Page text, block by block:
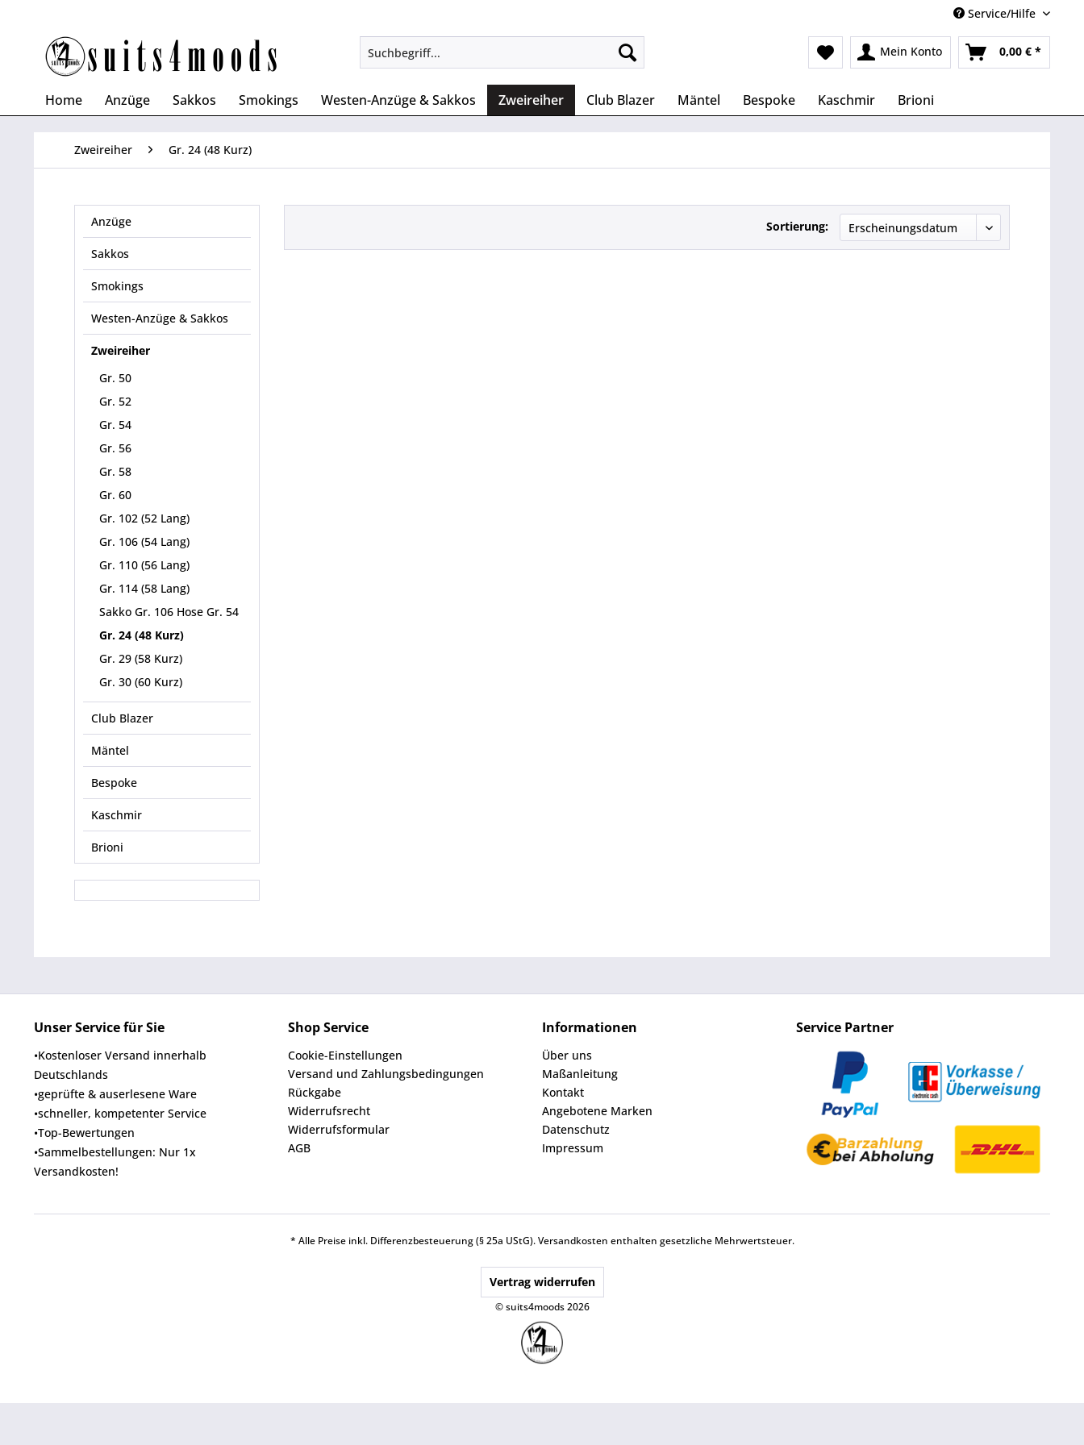
Service/Hilfe
Mein Konto 0,00 € *
Home Anzüge Sakkos Smokings Westen-Anzüge & Sakkos Zweireiher Club Blazer Mäntel Bespoke Kaschmir Brioni
Zweireiher Gr. 24 (48 Kurz)
Anzüge
Sakkos
Smokings
Westen-Anzüge & Sakkos
Zweireiher
Gr. 50
Gr. 52
Gr. 54
Gr. 56
Gr. 58
Gr. 60
Gr. 102 (52 Lang)
Gr. 106 (54 Lang)
Gr. 110 (56 Lang)
Gr. 114 (58 Lang)
Sakko Gr. 106 Hose Gr. 54
Gr. 24 (48 Kurz)
Gr. 29 (58 Kurz)
Gr. 30 (60 Kurz)
Club Blazer
Mäntel
Bespoke
Kaschmir
Brioni
Sortierung:
Unser Service für Sie
•Kostenloser Versand innerhalb
Deutschlands
•geprüfte & auserlesene Ware
•schneller, kompetenter Service
•Top-Bewertungen
•Sammelbestellungen: Nur 1x
Versandkosten!
Shop Service
Cookie-Einstellungen
Versand und Zahlungsbedingungen
Rückgabe
Widerrufsrecht
Widerrufsformular
AGB
Informationen
Über uns
Maßanleitung
Kontakt
Angebotene Marken
Datenschutz
Impressum
Service Partner
* Alle Preise inkl. Differenzbesteuerung (§ 25a UStG).Versandkosten enthalten gesetzliche Mehrwertsteuer.
Vertrag widerrufen
© suits4moods 2026